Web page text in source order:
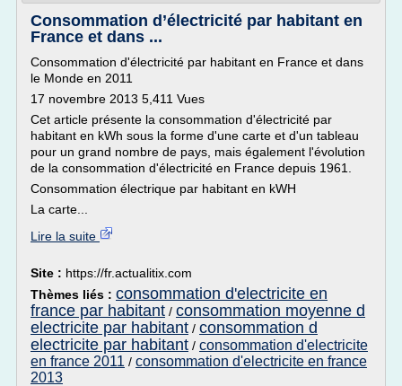
Consommation d’électricité par habitant en
France et dans ...
Consommation d'électricité par habitant en France et dans
le Monde en 2011
17 novembre 2013 5,411 Vues
Cet article présente la consommation d'électricité par
habitant en kWh sous la forme d'une carte et d'un tableau
pour un grand nombre de pays, mais également l'évolution
de la consommation d'électricité en France depuis 1961.
Consommation électrique par habitant en kWH
La carte...
Lire la suite
Site : https://fr.actualitix.com
Thèmes liés : consommation d'electricite en
france par habitant / consommation moyenne d
electricite par habitant / consommation d
electricite par habitant / consommation d'electricite
en france 2011 / consommation d'electricite en france
2013